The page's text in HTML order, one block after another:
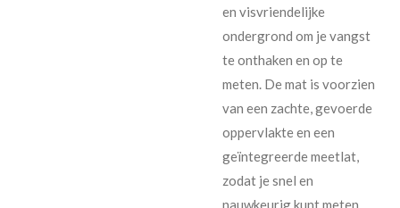
en visvriendelijke
ondergrond om je vangst
te onthaken en op te
meten. De mat is voorzien
van een zachte, gevoerde
oppervlakte en een
geïntegreerde meetlat,
zodat je snel en
nauwkeurig kunt meten